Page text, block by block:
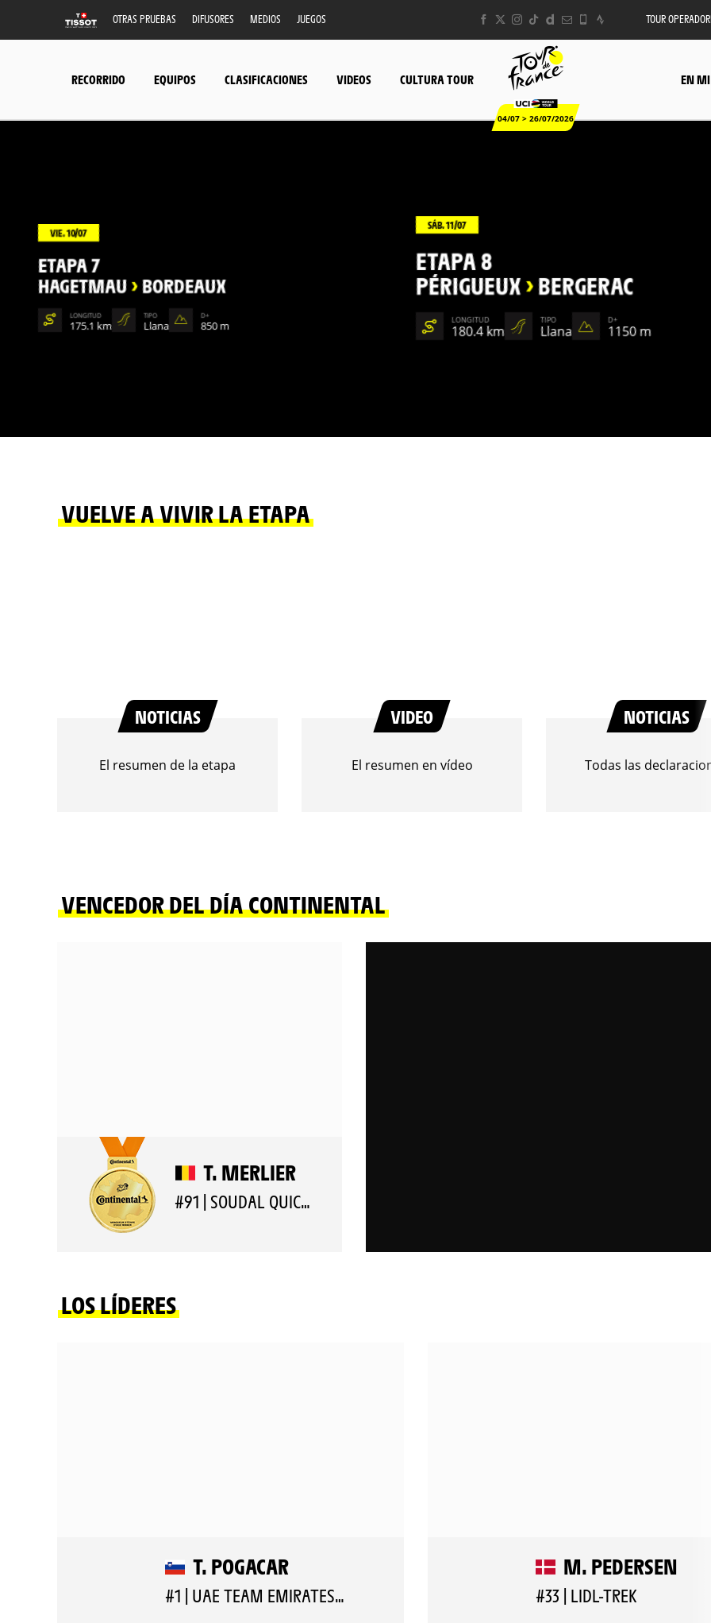
OTRAS PRUEBAS DIFUSORES MEDIOS JUEGOS TOUR
RECORRIDO EQUIPOS CLASIFICACIONES VIDEOS CULTURA TOUR
04/07 > 26/07/2026
EN MI
VIE. 10/07
ETAPA 7
HAGETMAU>BORDEAUX
LONGITUD
175.1 km
TIPO
Llana
D+
850 m
SÁB. 11/07
ETAPA 8
PÉRIGUEUX>BERGERAC
LONGITUD
180.4 km
TIPO
Llana
D+
1150 m
VUELVE A VIVIR LA ETAPA
NOTICIAS
El resumen de la etapa
VIDEO
El resumen en vídeo
NOTICIAS
Todas las
VENCEDOR DEL DÍA CONTINENTAL
T. MERLIER
#91 | SOUDAL QUICK-STEP
LOS LÍDERES
T. POGACAR
#1 | UAE TEAM EMIRATES XRG
M. PEDERSEN
#33 | LIDL-TREK